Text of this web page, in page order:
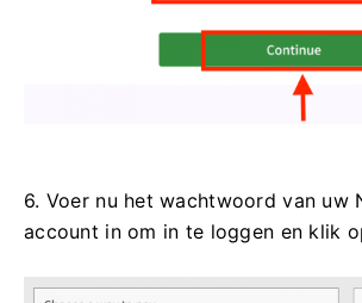
6. Voer nu het wachtwoord van uw
account in om in te loggen en klik